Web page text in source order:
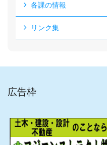
各課の情報
リンク集
広告枠